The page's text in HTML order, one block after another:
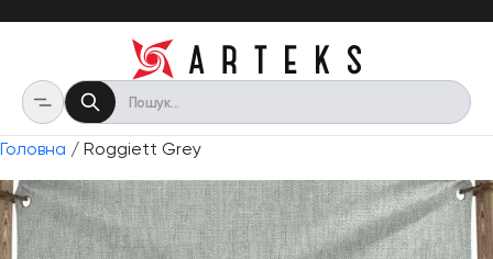
Головна / Roggiett Grey